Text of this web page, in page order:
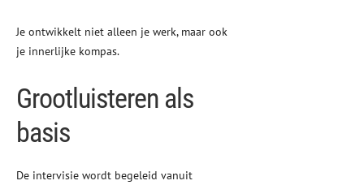
Je ontwikkelt niet alleen je werk, maar ook
je innerlijke kompas.
Grootluisteren als
basis
De intervisie wordt begeleid vanuit